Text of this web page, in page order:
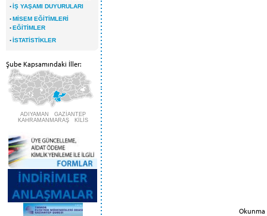
·İŞ YAŞAMI DUYURULARI
·MİSEM EĞİTİMLERİ
·EĞİTİMLER
·İSTATİSTİKLER
Şube Kapsamındaki İller:
ADIYAMAN GAZİANTEP
KAHRAMANMARAŞ KİLİS
Okunma